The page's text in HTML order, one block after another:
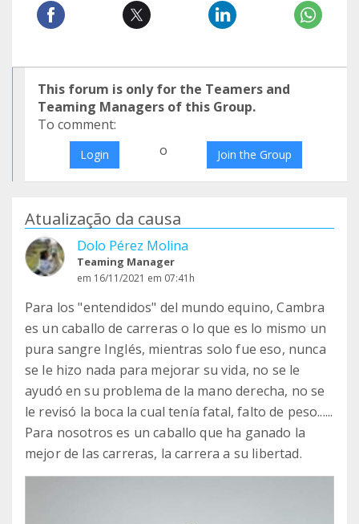
This forum is only for the Teamers and
Teaming Managers of this Group.
To comment:
Login o Join the Group
Atualização da causa
Dolo Pérez Molina
Teaming Manager
em 16/11/2021 em 07:41h
Para los "entendidos" del mundo equino, Cambra
es un caballo de carreras o lo que es lo mismo un
pura sangre Inglés, mientras solo fue eso, nunca
se le hizo nada para mejorar su vida, no se le
ayudó en su problema de la mano derecha, no se
le revisó la boca la cual tenía fatal, falto de peso......
Para nosotros es un caballo que ha ganado la
mejor de las carreras, la carrera a su libertad.